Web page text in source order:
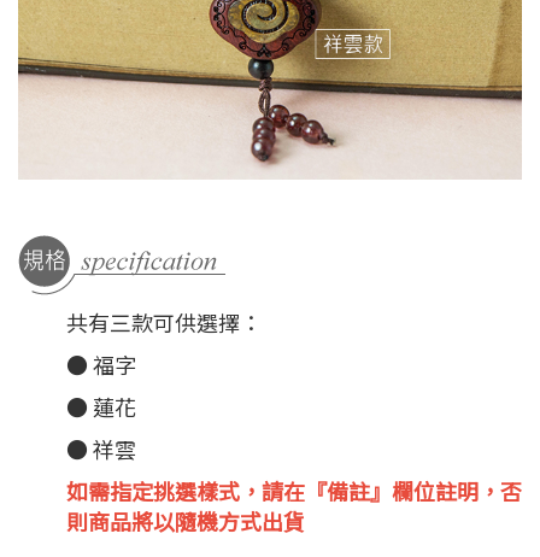
共有三款可供選擇：
● 福字
● 蓮花
● 祥雲
如需指定挑選樣式，請在『備註』欄位註明，否
則商品將以隨機方式出貨